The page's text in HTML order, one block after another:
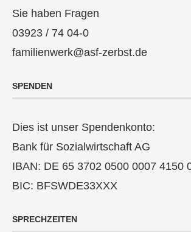
Sie haben Fragen
03923 / 74 04-0
familienwerk@asf-zerbst.de
SPENDEN
Dies ist unser Spendenkonto:
Bank für Sozialwirtschaft AG
IBAN: DE 65 3702 0500 0007 4150
BIC: BFSWDE33XXX
SPRECHZEITEN